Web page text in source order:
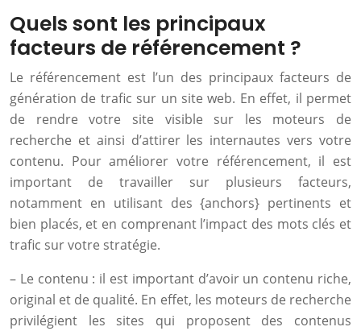
Quels sont les principaux
facteurs de référencement ?
Le référencement est l’un des principaux facteurs de
génération de trafic sur un site web. En effet, il permet
de rendre votre site visible sur les moteurs de
recherche et ainsi d’attirer les internautes vers votre
contenu. Pour améliorer votre référencement, il est
important de travailler sur plusieurs facteurs,
notamment en utilisant des {anchors} pertinents et
bien placés, et en comprenant l’impact des mots clés et
trafic sur votre stratégie.
– Le contenu : il est important d’avoir un contenu riche,
original et de qualité. En effet, les moteurs de recherche
privilégient les sites qui proposent des contenus